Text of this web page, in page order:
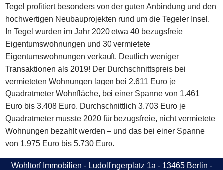
Tegel profitiert besonders von der guten Anbindung und den
hochwertigen Neubauprojekten rund um die Tegeler Insel.
In Tegel wurden im Jahr 2020 etwa 40 bezugsfreie
Eigentumswohnungen und 30 vermietete
Eigentumswohnungen verkauft. Deutlich weniger
Transaktionen als 2019! Der Durchschnittspreis bei
vermieteten Wohnungen lagen bei 2.611 Euro je
Quadratmeter Wohnfläche, bei einer Spanne von 1.461
Euro bis 3.408 Euro. Durchschnittlich 3.703 Euro je
Quadratmeter musste 2020 für bezugsfreie, nicht vermietete
Wohnungen bezahlt werden – und das bei einer Spanne
von 1.975 Euro bis 5.730 Euro.
Wohltorf Immobilien - Ludolfingerplatz 1a - 13465 Berlin -